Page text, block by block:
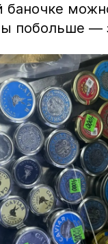
побольше —